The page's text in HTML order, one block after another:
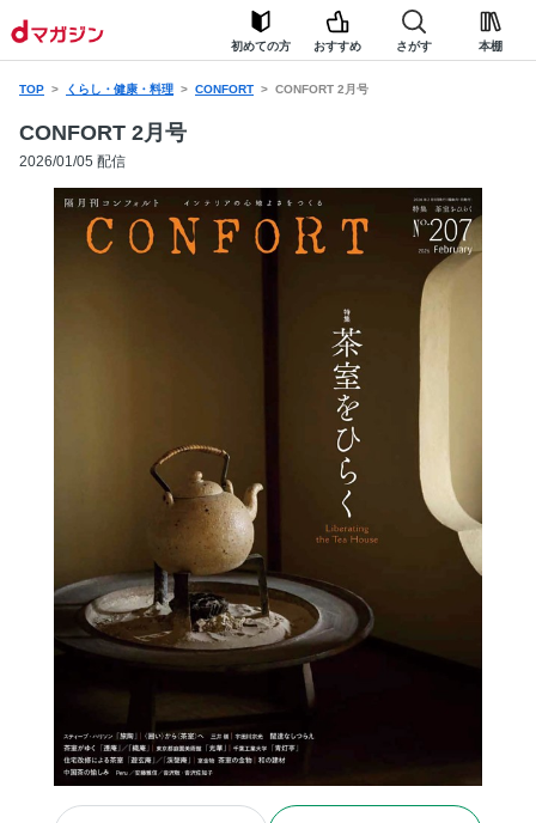
初めての方 おすすめ さがす 本棚
TOP くらし・健康・料理 CONFORT CONFORT 2月号
CONFORT 2月号
2026/01/05 配信